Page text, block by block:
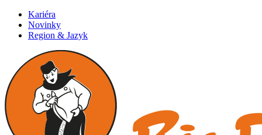
Kariéra
Novinky
Region & Jazyk